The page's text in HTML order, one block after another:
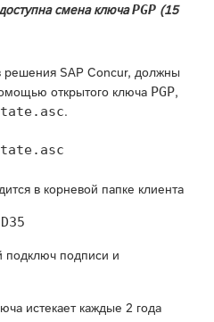
смена ключаPGP (15
SAP Concur, должны
открытого ключа PGP,
.
в корневой папке клиента
подключ подписи и
истекает каждые 2 года